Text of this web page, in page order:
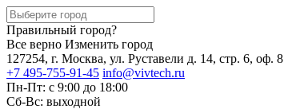
Правильный город?
Все верно Изменить город
127254, г. Москва, ул. Руставели д. 14, стр. 6, оф. 8
+7 495-755-91-45 info@vivtech.ru
Пн-Пт: с 9:00 до 18:00
Сб-Вс: выходной